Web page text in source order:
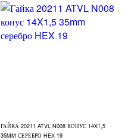
ГАЙКА 20211 ATVL N008 КОНУС 14X1,5
35MM СЕРЕБРО HEX 19